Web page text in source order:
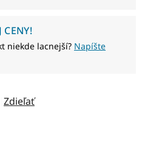
CENY!
niekde lacnejší? Napíšte
Zdieľať